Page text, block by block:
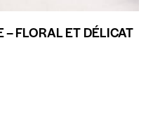
– FLORAL ET DÉLICAT